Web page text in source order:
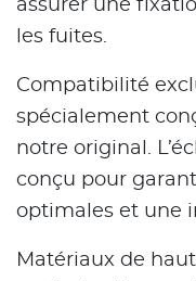
assurer une
les fuites.
Compatibilité
spécialement
notre original.
conçu pour
optimales et une
Matériaux de